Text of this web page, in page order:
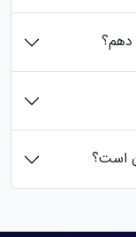
دهم؟
است؟